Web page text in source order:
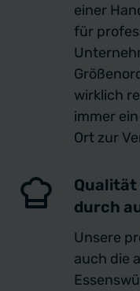
einer
für
wirklich
immer
Ort zur
Qualität
durch
Unsere
auch die